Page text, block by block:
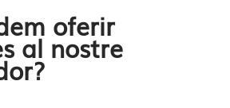
oferir
al nostre